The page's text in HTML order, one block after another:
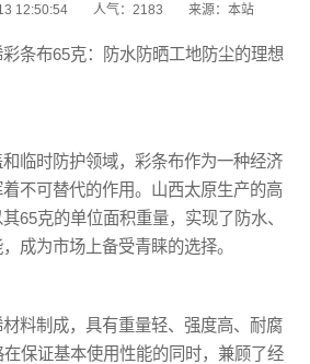
12:50:54 人气：2183 来源：本站
彩条布65克：防水防晒工地防尘的理想
临时防护领域， 彩条布作为一种经济
不可替代的作用。山西太原生产的高
65克的单位面积重量，实现了防水、
成为市场上备受青睐的选择。
料制成，具有重量轻、强度高、耐腐
保证基本使用性能的同时，兼顾了经